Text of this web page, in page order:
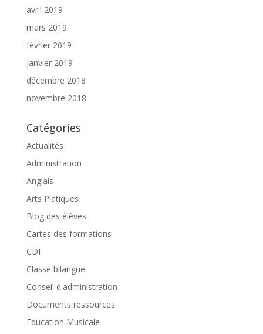
avril 2019
mars 2019
février 2019
janvier 2019
décembre 2018
novembre 2018
Catégories
Actualités
Administration
Anglais
Arts Platiques
Blog des élèves
Cartes des formations
CDI
Classe bilangue
Conseil d'administration
Documents ressources
Education Musicale